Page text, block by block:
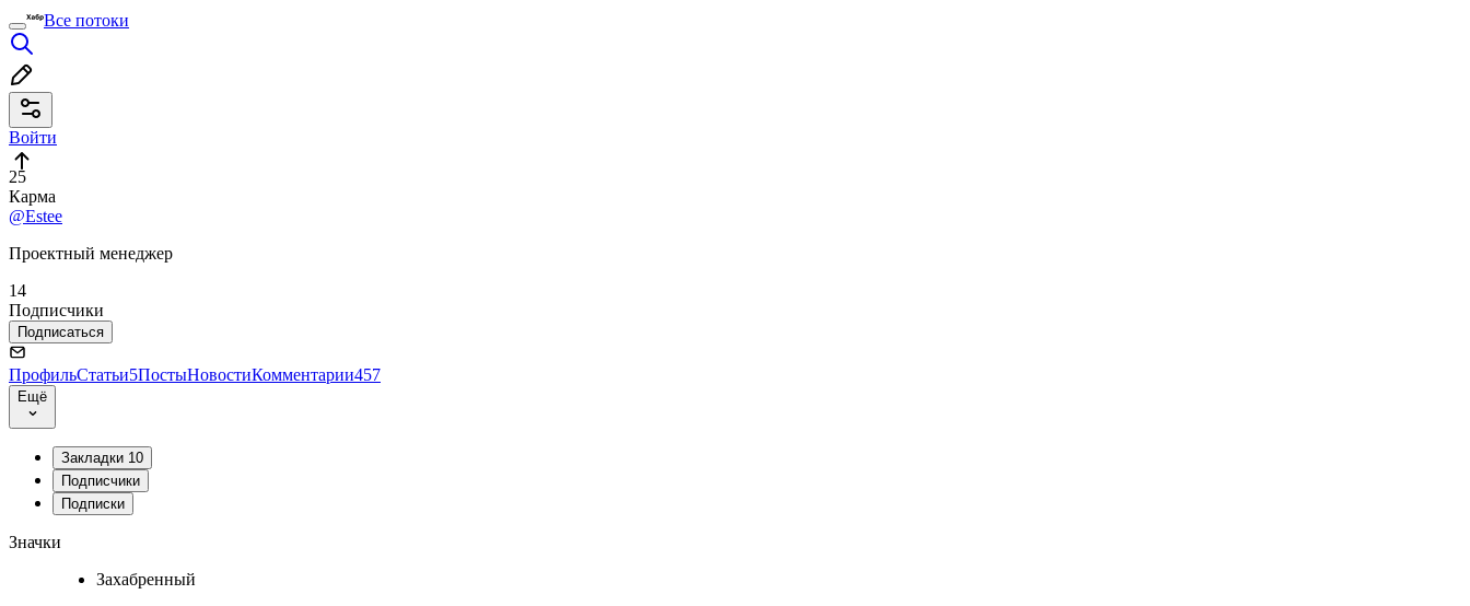
Все потоки
Войти
25
Карма
@Estee
Проектный менеджер
14
Подписчики
Подписаться
ПрофильСтатьи5ПостыНовостиКомментарии457
Ещё
Закладки 10
Подписчики
Подписки
Значки
Захабренный